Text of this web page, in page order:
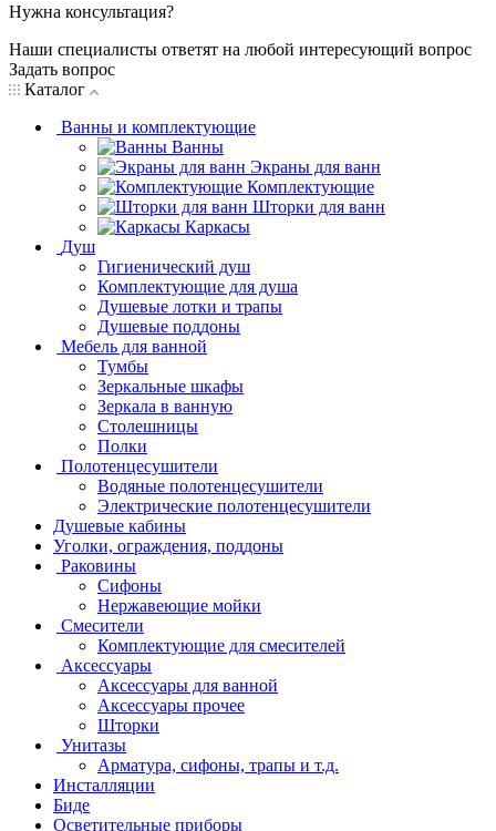
Нужна консультация?
Наши специалисты ответят на любой интересующий вопрос
Задать вопрос
Каталог
Ванны и комплектующие
Ванны
Экраны для ванн
Комплектующие
Шторки для ванн
Каркасы
Душ
Гигиенический душ
Комплектующие для душа
Душевые лотки и трапы
Душевые поддоны
Мебель для ванной
Тумбы
Зеркальные шкафы
Зеркала в ванную
Столешницы
Полки
Полотенцесушители
Водяные полотенцесушители
Электрические полотенцесушители
Душевые кабины
Уголки, ограждения, поддоны
Раковины
Сифоны
Нержавеющие мойки
Смесители
Комплектующие для смесителей
Аксессуары
Аксессуары для ванной
Аксессуары прочее
Шторки
Унитазы
Арматура, сифоны, трапы и т.д.
Инсталляции
Биде
Осветительные приборы